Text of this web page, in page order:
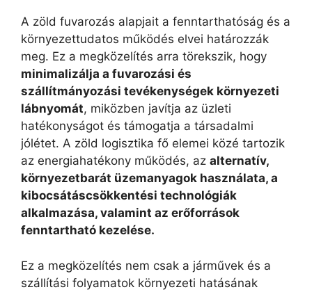
A zöld fuvarozás alapjait a fenntarthatóság és a
környezettudatos működés elvei határozzák
meg. Ez a megközelítés arra törekszik, hogy
minimalizálja a fuvarozási és
szállítmányozási tevékenységek környezeti
lábnyomát, miközben javítja az üzleti
hatékonyságot és támogatja a társadalmi
jólétet. A zöld logisztika fő elemei közé tartozik
az energiahatékony működés, az alternatív,
környezetbarát üzemanyagok használata, a
kibocsátáscsökkentési technológiák
alkalmazása, valamint az erőforrások
fenntartható kezelése.
Ez a megközelítés nem csak a járművek és a
szállítási folyamatok környezeti hatásának